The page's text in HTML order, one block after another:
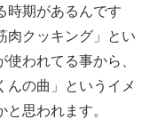
時期があるんです
肉クッキング」とい
われてる事から、
んの曲」というイメ
思われます。